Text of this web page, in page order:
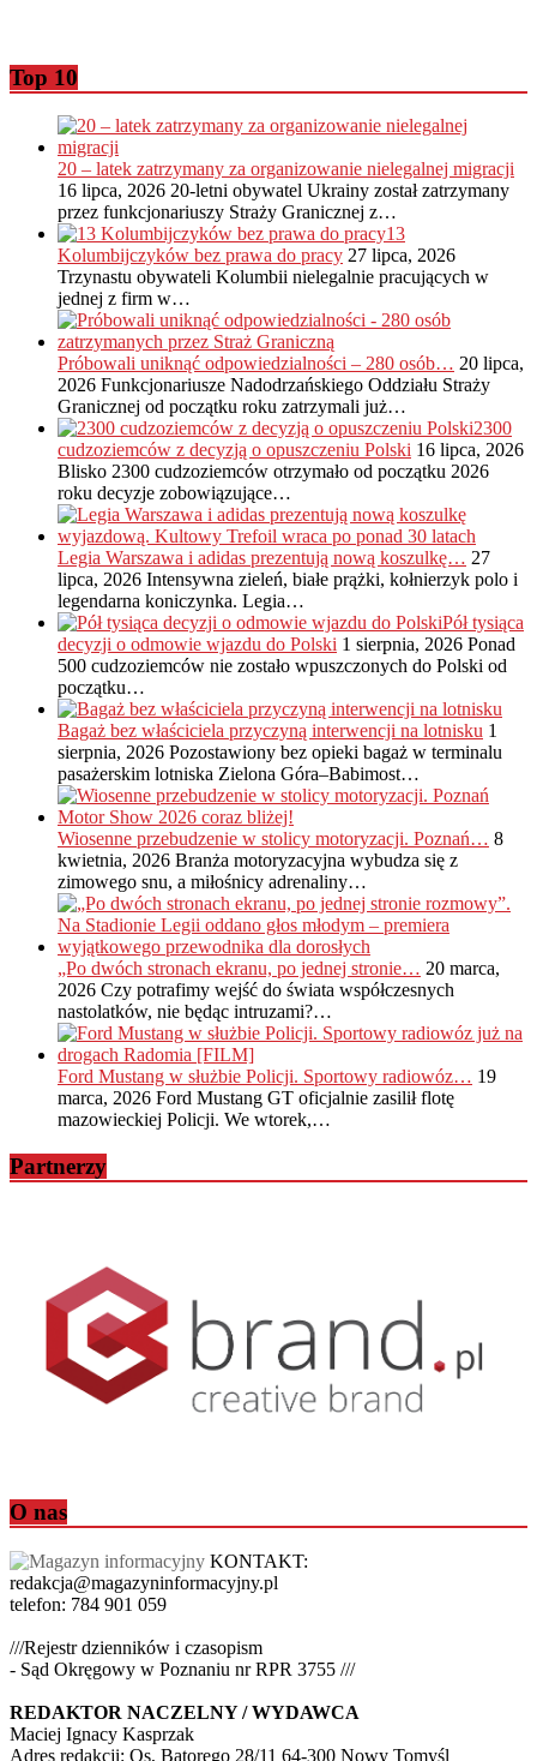
Top 10
20 – latek zatrzymany za organizowanie nielegalnej migracji
16 lipca, 2026 20-letni obywatel Ukrainy został zatrzymany
przez funkcjonariuszy Straży Granicznej z…
13
Kolumbijczyków bez prawa do pracy 27 lipca, 2026
Trzynastu obywateli Kolumbii nielegalnie pracujących w
jednej z firm w…
Próbowali uniknąć odpowiedzialności – 280 osób… 20 lipca,
2026 Funkcjonariusze Nadodrzańskiego Oddziału Straży
Granicznej od początku roku zatrzymali już…
2300
cudzoziemców z decyzją o opuszczeniu Polski 16 lipca, 2026
Blisko 2300 cudzoziemców otrzymało od początku 2026
roku decyzje zobowiązujące…
Legia Warszawa i adidas prezentują nową koszulkę… 27
lipca, 2026 Intensywna zieleń, białe prążki, kołnierzyk polo i
legendarna koniczynka. Legia…
Pół tysiąca
decyzji o odmowie wjazdu do Polski 1 sierpnia, 2026 Ponad
500 cudzoziemców nie zostało wpuszczonych do Polski od
początku…
Bagaż bez właściciela przyczyną interwencji na lotnisku 1
sierpnia, 2026 Pozostawiony bez opieki bagaż w terminalu
pasażerskim lotniska Zielona Góra–Babimost…
Wiosenne przebudzenie w stolicy motoryzacji. Poznań… 8
kwietnia, 2026 Branża motoryzacyjna wybudza się z
zimowego snu, a miłośnicy adrenaliny…
„Po dwóch stronach ekranu, po jednej stronie… 20 marca,
2026 Czy potrafimy wejść do świata współczesnych
nastolatków, nie będąc intruzami?…
Ford Mustang w służbie Policji. Sportowy radiowóz… 19
marca, 2026 Ford Mustang GT oficjalnie zasilił flotę
mazowieckiej Policji. We wtorek,…
Partnerzy
O nas
KONTAKT:
redakcja@magazyninformacyjny.pl
telefon: 784 901 059
///Rejestr dzienników i czasopism
- Sąd Okręgowy w Poznaniu nr RPR 3755 ///
REDAKTOR NACZELNY / WYDAWCA
Maciej Ignacy Kasprzak
Adres redakcji: Os, Batorego 28/11 64-300 Nowy Tomyśl